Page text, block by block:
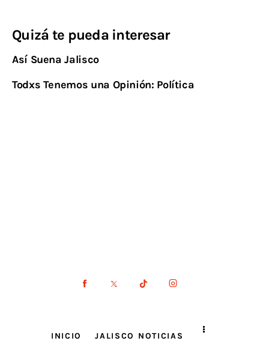
Quizá te pueda interesar
Así Suena Jalisco
Todxs Tenemos una Opinión: Política
INICIO JALISCO NOTICIAS